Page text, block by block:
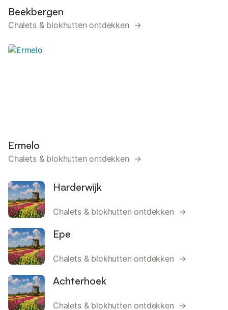
Beekbergen
Chalets & blokhutten ontdekken →
Ermelo
Chalets & blokhutten ontdekken →
Harderwijk
Chalets & blokhutten ontdekken →
Epe
Chalets & blokhutten ontdekken →
Achterhoek
Chalets & blokhutten ontdekken →